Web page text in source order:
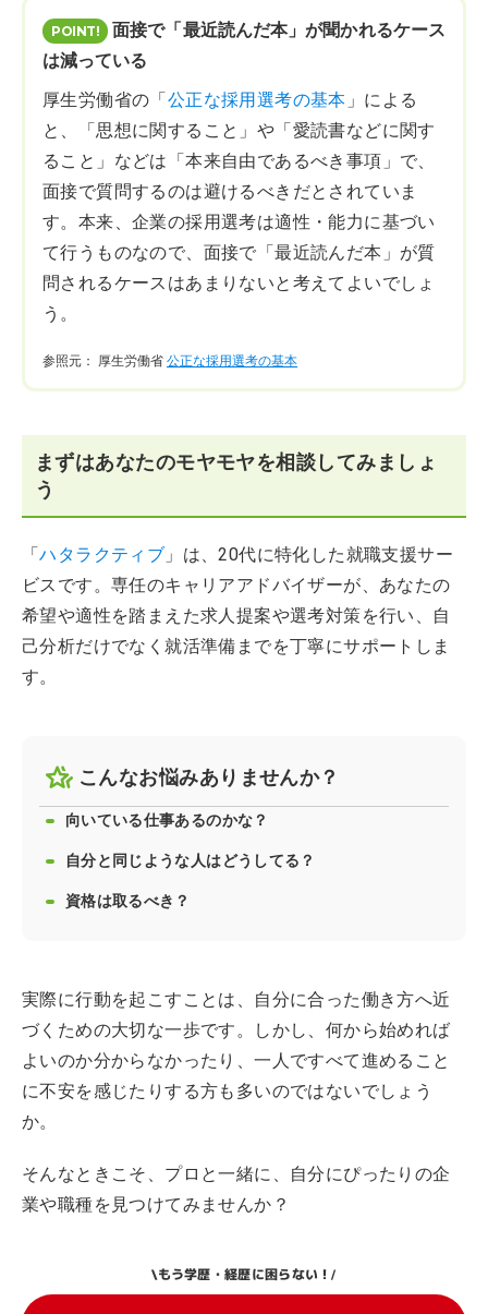
面接で「最近読んだ本」が聞かれるケース
は減っている
厚生労働省の「公正な採用選考の基本 」による
と、「思想に関すること」や「愛読書などに関す
ること」などは「本来自由であるべき事項」で、
面接で質問するのは避けるべきだとされていま
す。本来、企業の採用選考は適性・能力に基づい
て行うものなので、面接で「最近読んだ本」が質
問されるケースはあまりないと考えてよいでしょ
う。
参照元： 厚生労働省 公正な採用選考の基本
まずはあなたのモヤモヤを相談してみましょ
う
「ハタラクティブ 」は、20代に特化した就職支援サー
ビスです。専任のキャリアアドバイザーが、あなたの
希望や適性を踏まえた求人提案や選考対策を行い、自
己分析だけでなく就活準備までを丁寧にサポートしま
す。
こんなお悩みありませんか？
向いている仕事あるのかな？
自分と同じような人はどうしてる？
資格は取るべき？
実際に行動を起こすことは、自分に合った働き方へ近
づくための大切な一歩です。しかし、何から始めれば
よいのか分からなかったり、一人ですべて進めること
に不安を感じたりする方も多いのではないでしょう
か。
そんなときこそ、プロと一緒に、自分にぴったりの企
業や職種を見つけてみませんか？
\もう学歴・経歴に困らない！/